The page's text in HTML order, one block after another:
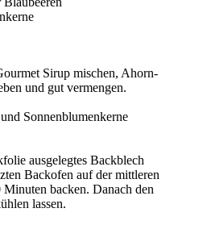
Sirup mischen, Ahorn-
und gut vermengen.
Sonnenblumenkerne
ausgelegtes Backblech
Backofen auf der mittleren
Minuten backen. Danach den
lassen.